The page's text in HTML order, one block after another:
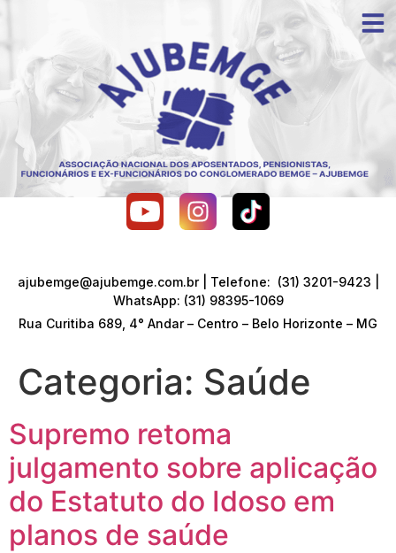
ajubemge@ajubemge.com.br | Telefone: (31) 3201-9423 |
WhatsApp: (31) 98395-1069
Rua Curitiba 689, 4° Andar – Centro – Belo Horizonte – MG
Categoria: Saúde
Supremo retoma
julgamento sobre aplicação
do Estatuto do Idoso em
planos de saúde